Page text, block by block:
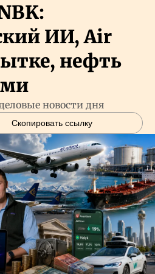
ИИ, Air
нефть
новости дня
Скопировать ссылку